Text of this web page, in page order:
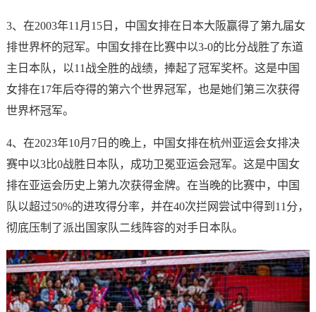
3、在2003年11月15日，中国女排在日本大阪赢得了第九届女
排世界杯的冠军。中国女排在比赛中以3-0的比分战胜了东道
主日本队，以11战全胜的战绩，捧起了冠军奖杯。这是中国
女排在17年后夺得的第六个世界冠军，也是她们第三次获得
世界杯冠军。
4、在2023年10月7日的晚上，中国女排在杭州亚运会女排决
赛中以3比0战胜日本队，成功卫冕亚运会冠军。这是中国女
排在亚运会历史上第九次获得金牌。在当晚的比赛中，中国
队以超过50%的进攻得分率，并在40次拦网尝试中得到11分，
彻底压制了派出国家队二线阵容的对手日本队。